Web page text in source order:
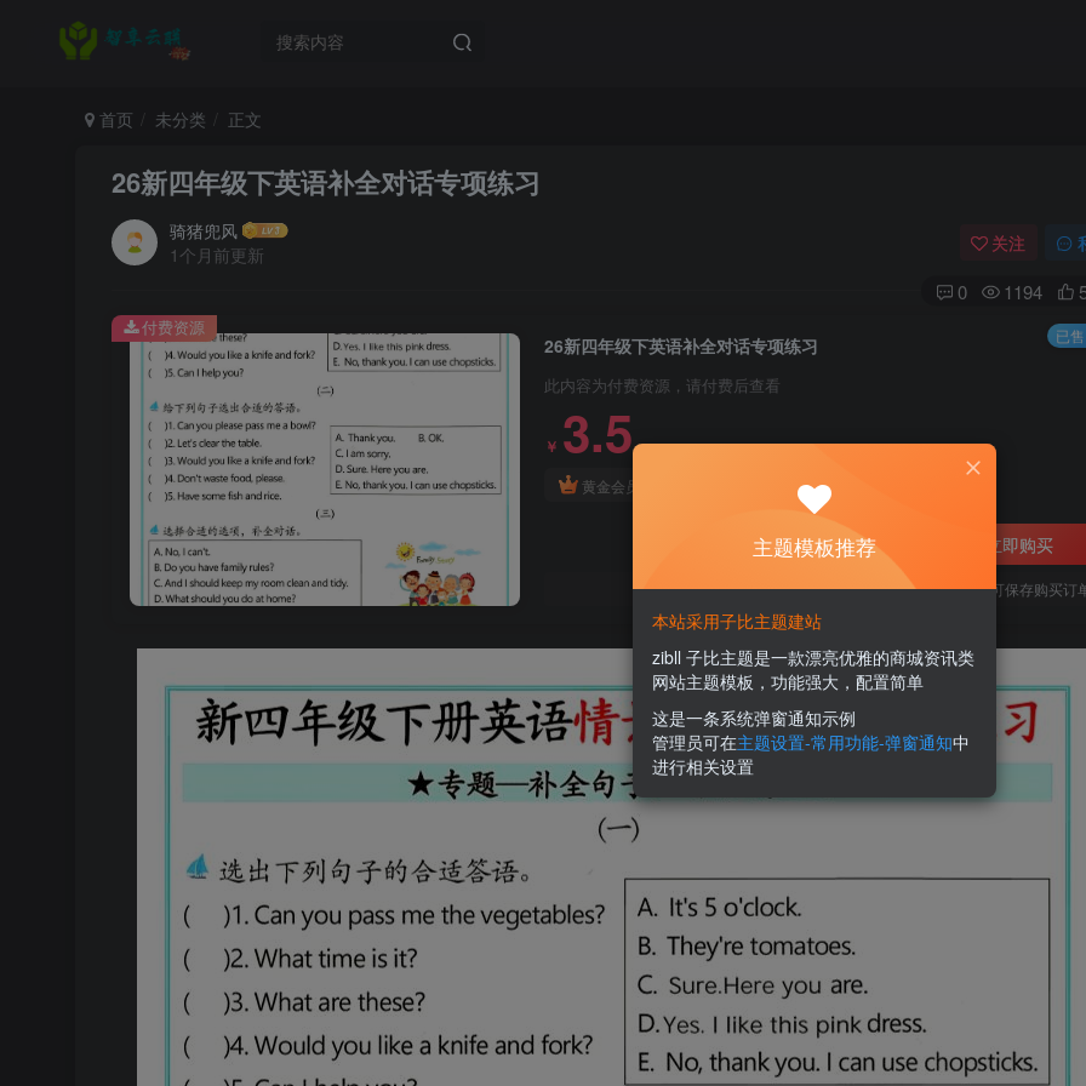
首页 未分类 正文
26新四年级下英语补全对话专项练习
骑猪兜风
1个月前更新
关注
0 1194
26新四年级下英语补全对话专项练习
此内容为付费资源，请付费后查看
￥ 3.5
黄金会员 免费
立即购买
您当前未登录！建议登陆后购买，可保存购买订
付费资源 已
主题模板推荐
本站采用子比主题建站
zibll 子比主题是一款漂亮优雅的商城资讯类
网站主题模板，功能强大，配置简单
这是一条系统弹窗通知示例
管理员可在主题设置-常用功能-弹窗通知中
进行相关设置